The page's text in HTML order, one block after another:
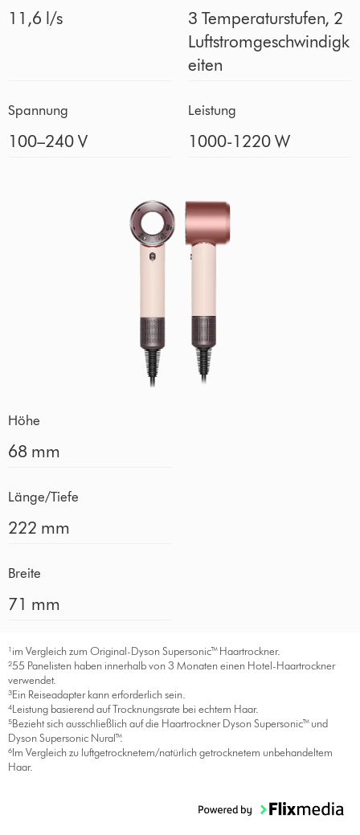
11,6 l/s
3 Temperaturstufen, 2
Luftstromgeschwindigk
eiten
Spannung
100–240 V
Leistung
1000-1220 W
Höhe
68 mm
Länge/Tiefe
222 mm
Breite
71 mm
¹im Vergleich zum Original-Dyson Supersonic™ Haartrockner.
²55 Panelisten haben innerhalb von 3 Monaten einen Hotel-Haartrockner
verwendet.
³Ein Reiseadapter kann erforderlich sein.
⁴Leistung basierend auf Trocknungsrate bei echtem Haar.
⁵Bezieht sich ausschließlich auf die Haartrockner Dyson Supersonic™ und
Dyson Supersonic Nural™.
⁶Im Vergleich zu luftgetrocknetem/natürlich getrocknetem unbehandeltem
Haar.